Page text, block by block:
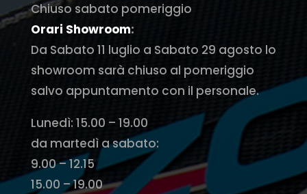
Chiuso sabato pomeriggio
Orari Showroom:
Da Sabato 11 luglio a Sabato 29 agosto lo
showroom sarà chiuso al pomeriggio
salvo appuntamento con il personale.
Lunedì: 15.00 – 19.00
da martedì a sabato:
9.00 – 12.15
15.00 – 19.00